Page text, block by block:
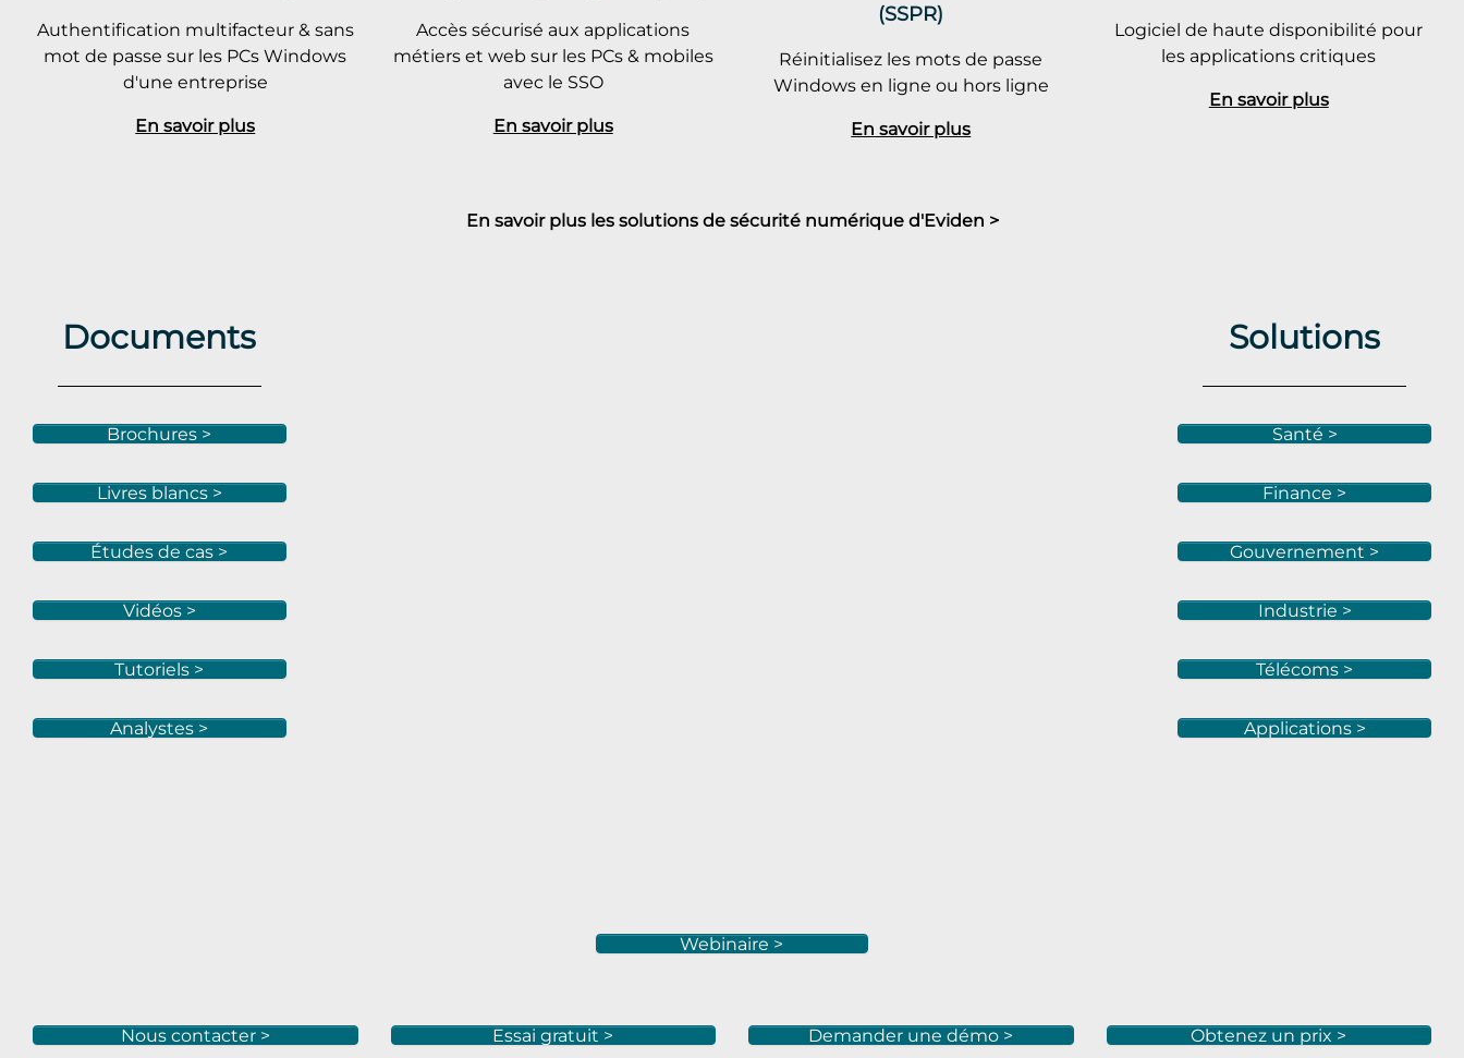
Authentification multifacteur & sans
mot de passe sur les PCs Windows
d'une entreprise
En savoir plus
Accès sécurisé aux applications
métiers et web sur les PCs & mobiles
avec le SSO
En savoir plus
(SSPR)
Réinitialisez les mots de passe
Windows en ligne ou hors ligne
En savoir plus
Logiciel de haute disponibilité pour
les applications critiques
En savoir plus
En savoir plus les solutions de sécurité numérique d'Eviden >
Documents
Brochures >
Livres blancs >
Études de cas >
Vidéos >
Tutoriels >
Analystes >
Webinaire >
Solutions
Santé >
Finance >
Gouvernement >
Industrie >
Télécoms >
Applications >
Nous contacter > Essai gratuit > Demander une démo > Obtenez un prix >